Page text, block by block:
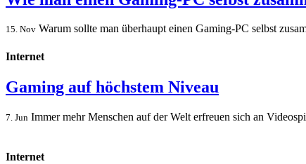
15. Nov Warum sollte man überhaupt einen Gaming-PC selbst
Internet
Gaming auf höchstem Niveau
7. Jun Immer mehr Menschen auf der Welt erfreuen sich an
Internet